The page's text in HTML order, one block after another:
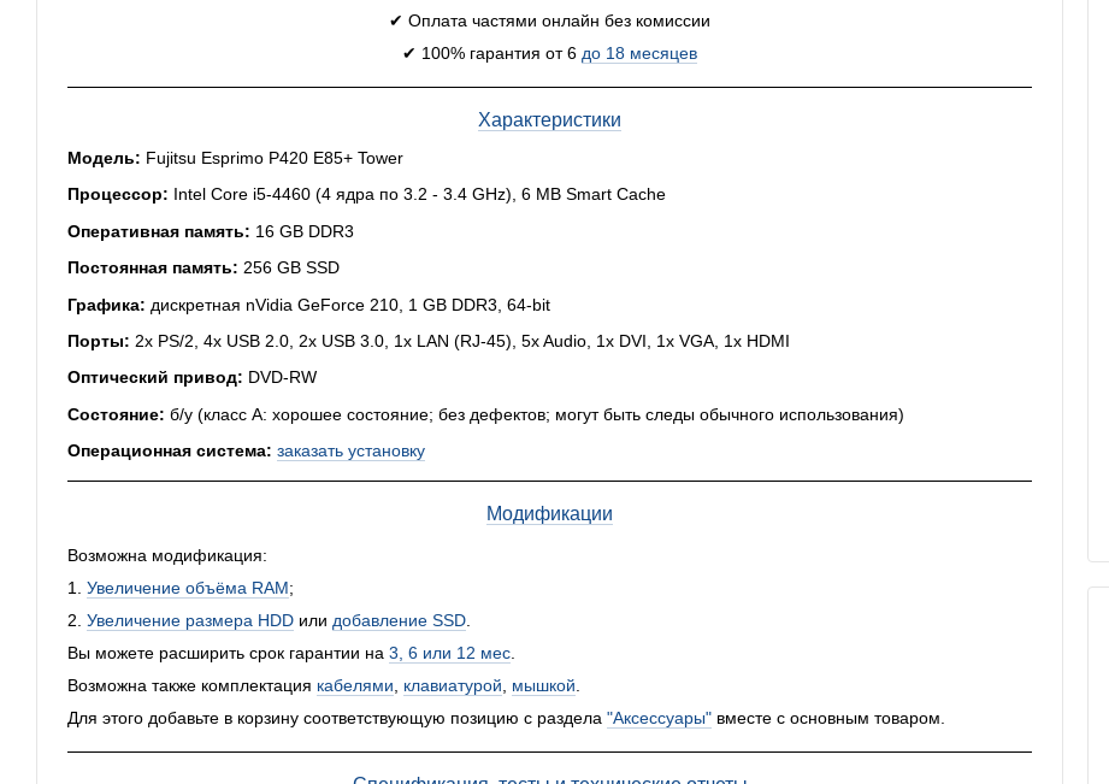
✔ Оплата частями онлайн без комиссии
✔ 100% гарантия от 6 до 18 месяцев
Характеристики
Модель: Fujitsu Esprimo P420 E85+ Tower
Процессор: Intel Core i5-4460 (4 ядра по 3.2 - 3.4 GHz), 6 MB Smart Cache
Оперативная память: 16 GB DDR3
Постоянная память: 256 GB SSD
Графика: дискретная nVidia GeForce 210, 1 GB DDR3, 64-bit
Порты: 2x PS/2, 4x USB 2.0, 2x USB 3.0, 1x LAN (RJ-45), 5x Audio, 1x DVI, 1x VGA, 1x HDMI
Оптический привод: DVD-RW
Состояние: б/у (класс А: хорошее состояние; без дефектов; могут быть следы обычного использования)
Операционная система: заказать установку
Модификации
Возможна модификация:
1. Увеличение объёма RAM;
2. Увеличение размера HDD или добавление SSD
Вы можете расширить срок гарантии на 3, 6 или 12 мес
Возможна также комплектация кабелями клавиатурой мышкой
Для этого добавьте в корзину соответствующую позицию с раздела "Аксессуары" вместе с основным товаром.